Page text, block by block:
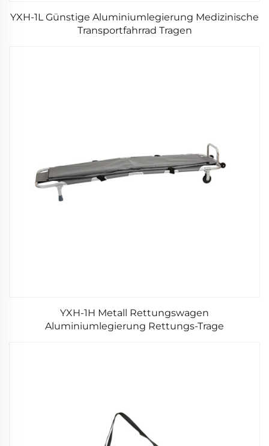
YXH-1L Günstige Aluminiumlegierung Medizinische
Transportfahrrad Tragen
YXH-1H Metall Rettungswagen
Aluminiumlegierung Rettungs-Trage